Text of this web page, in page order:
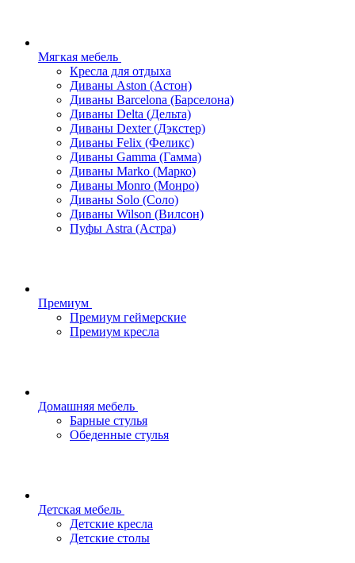
Мягкая мебель
Кресла для отдыха
Диваны Aston (Астон)
Диваны Barcelona (Барселона)
Диваны Delta (Дельта)
Диваны Dexter (Дэкстер)
Диваны Felix (Феликс)
Диваны Gamma (Гамма)
Диваны Marko (Марко)
Диваны Monro (Монро)
Диваны Solo (Соло)
Диваны Wilson (Вилсон)
Пуфы Astra (Астра)
Премиум
Премиум геймерские
Премиум кресла
Домашняя мебель
Барные стулья
Обеденные стулья
Детская мебель
Детские кресла
Детские столы